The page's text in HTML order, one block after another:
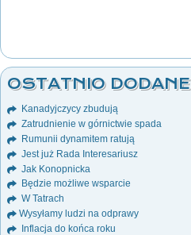
OSTATNIO DODANE
Kanadyjczycy zbudują
Zatrudnienie w górnictwie spada
Rumunii dynamitem ratują
Jest już Rada Interesariusz
Jak Konopnicka
Będzie możliwe wsparcie
W Tatrach
Wysyłamy ludzi na odprawy
Inflacja do końca roku